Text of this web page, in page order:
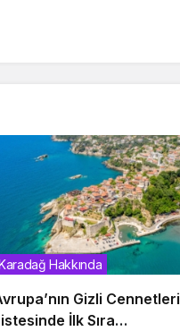
Gizli Cennetleri
İlk Sıra
Hakkında